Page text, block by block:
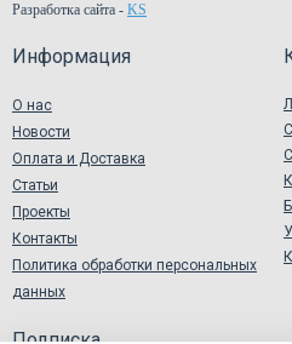
Разработка сайта - KS
Информация
О нас
Новости
Оплата и Доставка
Статьи
Проекты
Контакты
Политика обработки персональных
данных